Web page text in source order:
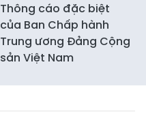
Thông cáo đặc biệt
của Ban Chấp hành
Trung ương Đảng Cộng
sản Việt Nam